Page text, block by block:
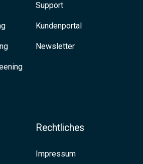
Support
Kundenportal
Newsletter
Rechtliches
Impressum